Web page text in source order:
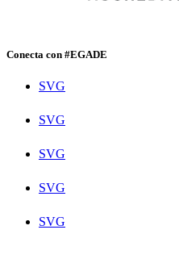
Conecta con #EGADE
SVG
SVG
SVG
SVG
SVG